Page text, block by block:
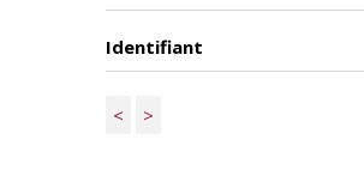
Identifiant
< >